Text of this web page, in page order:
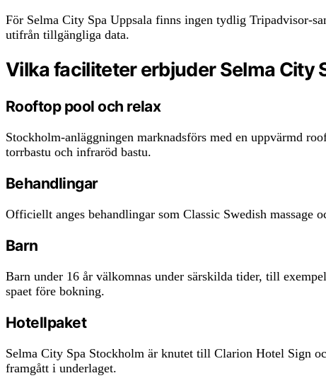
För Selma City Spa Uppsala finns ingen tydlig Tripadvisor-
utifrån tillgängliga data.
Vilka faciliteter erbjuder Selma City
Rooftop pool och relax
Stockholm-anläggningen marknadsförs med en uppvärmd
torrbastu och infraröd bastu.
Behandlingar
Officiellt anges behandlingar som Classic Swedish
Barn
Barn under 16 år välkomnas under särskilda tider, till
spaet före bokning.
Hotellpaket
Selma City Spa Stockholm är knutet till Clarion Hotel Sign
framgått i underlaget.